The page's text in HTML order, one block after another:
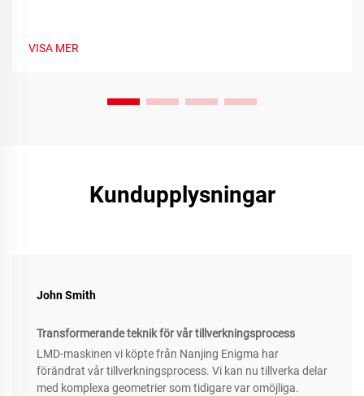
VISA MER
Kundupplysningar
John Smith
Transformerande teknik för vår tillverkningsprocess
LMD-maskinen vi köpte från Nanjing Enigma har
förändrat vår tillverkningsprocess. Vi kan nu tillverka delar
med komplexa geometrier som tidigare var omöjliga.